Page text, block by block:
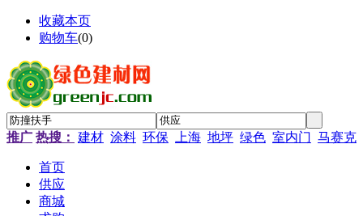
收藏本页
购物车(0)
推广 热搜： 建材 涂料 环保 上海 地坪 绿色 室内门 马赛克
首页
供应
商城